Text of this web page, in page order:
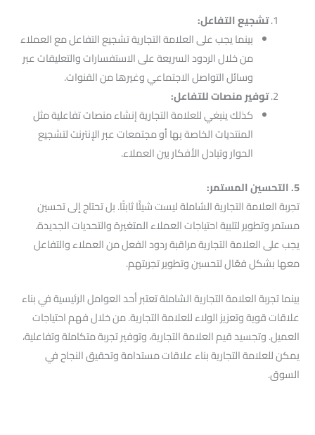
تشجيع التفاعل:
بينما يجب على العلامة التجارية تشجيع التفاعل مع العملاء
من خلال الردود السريعة على الاستفسارات والتعليقات عبر
وسائل التواصل الاجتماعي وغيرها من القنوات.
توفير منصات للتفاعل:
كذلك ينبغي للعلامة التجارية إنشاء منصات تفاعلية مثل
المنتديات الخاصة بها أو مجتمعات عبر الإنترنت لتشجيع
الحوار وتبادل الأفكار بين العملاء.
5. التحسين المستمر:
تجربة العلامة التجارية الشاملة ليست شيئًا ثابتًا. بل تحتاج إلى تحسين
مستمر وتطوير لتلبية احتياجات العملاء المتغيرة والتحديات الجديدة.
يجب على العلامة التجارية مراقبة ردود الفعل من العملاء والتفاعل
معها بشكل فعّال لتحسين وتطوير تجربتهم.
بينما تجربة العلامة التجارية الشاملة تعتبر أحد العوامل الرئيسية في بناء
علاقات قوية وتعزيز الولاء للعلامة التجارية. من خلال فهم احتياجات
العميل. وتجسيد قيم العلامة التجارية، وتوفير تجربة متكاملة وتفاعلية،
يمكن للعلامة التجارية بناء علاقات مستدامة وتحقيق النجاح في
السوق.